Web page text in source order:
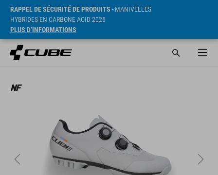
RAPPEL DE SÉCURITÉ DE PRODUITS - MANIVELLES
HYBRIDES EN CARBONE ACID 2026
PLUS D’INFORMATIONS